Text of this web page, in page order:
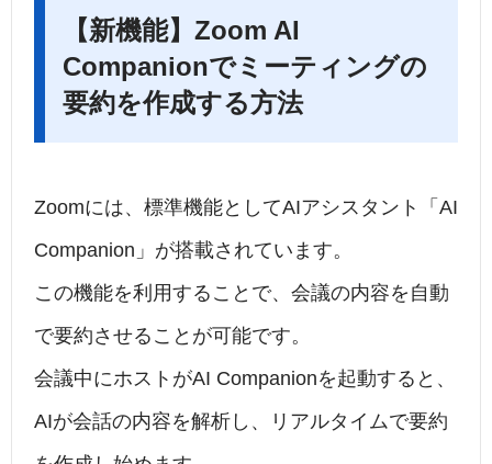
【新機能】Zoom AI
Companionでミーティングの
要約を作成する方法
Zoomには、標準機能としてAIアシスタント「AI
Companion」が搭載されています。
この機能を利用することで、会議の内容を自動
で要約させることが可能です。
会議中にホストがAI Companionを起動すると、
AIが会話の内容を解析し、リアルタイムで要約